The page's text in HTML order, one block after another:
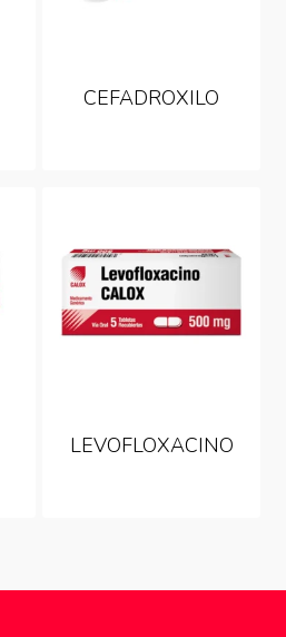
CEFADROXILO
LEVOFLOXACINO